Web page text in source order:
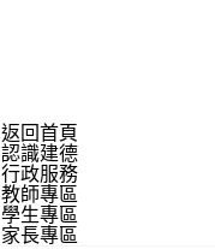
返回首頁
認識建德
行政服務
教師專區
學生專區
家長專區